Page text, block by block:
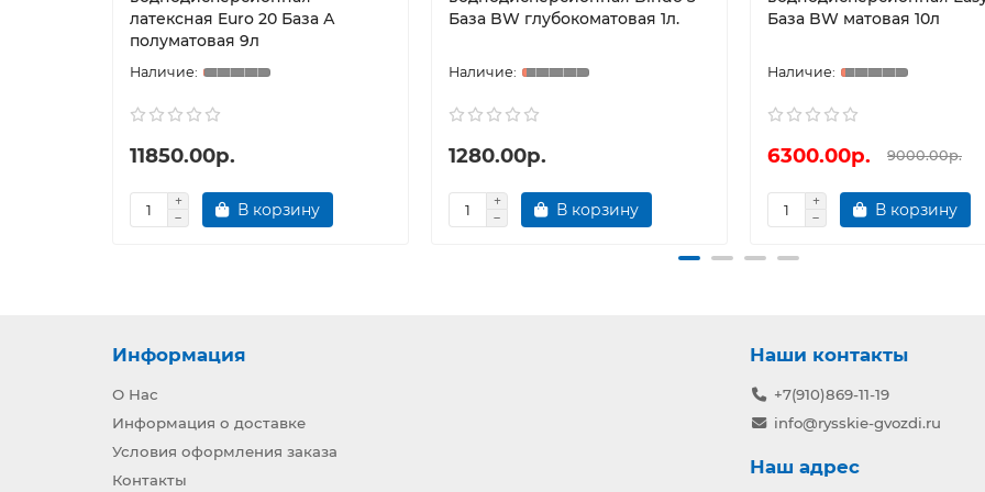
латексная Euro 20 База А
полуматовая 9л
11850.00р.
В корзину
База BW глубокоматовая 1л.
1280.00р.
В корзину
База BW матовая 10л
6300.00р. 9000.00р.
В корзину
Информация
О Нас
Информация о доставке
Условия оформления заказа
Контакты
Наши контакты
+7(910)869-11-19
info@rysskie-gvozdi.ru
Наш адрес